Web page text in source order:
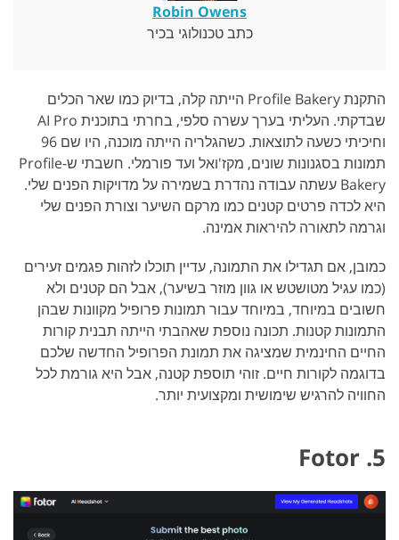
Robin Owens
כתב טכנולוגי בכיר
התקנת Profile Bakery הייתה קלה, בדיוק כמו שאר הכלים
שבדקתי. העליתי בערך עשרה סלפי, בחרתי בתוכנית AI Pro
וחיכיתי כשעה לתוצאות. כשהגלריה הייתה מוכנה, היו שם 96
תמונות בסגנונות שונים, מקז'ואל ועד פורמלי. חשבתי ש-Profile
Bakery עשתה עבודה נהדרת בשמירה על מדויקות הפנים שלי.
היא לכדה פרטים קטנים כמו מרקם השיער וצורת הפנים שלי
וגרמה לתאורה להיראות אמינה.
כמובן, אם תגדילו את התמונה, עדיין תוכלו לזהות פגמים זעירים
(כמו עגיל מטושטש או גוון מוזר בשיער), אבל הם קטנים ולא
חשובים במיוחד, במיוחד עבור תמונות פרופיל מקוונות שבהן
התמונות קטנות. תכונה נוספת שאהבתי הייתה תבנית קורות
החיים החינמית שמציגה את תמונת הפרופיל החדשה שלכם
בדוגמה לקורות חיים. זוהי תוספת קטנה, אבל היא גורמת לכל
החוויה להרגיש שימושית ומקצועית יותר.
5. Fotor